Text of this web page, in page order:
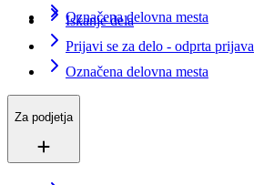
Označena delovna mesta
Iskanje dela
Prijavi se za delo - odprta prijava
Označena delovna mesta
Za podjetja